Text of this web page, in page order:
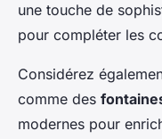
une touche de
pour compléter les
Considérez
comme des
modernes pour